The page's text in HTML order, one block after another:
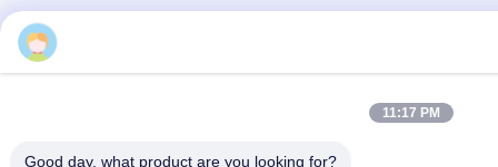
11:17 PM
Good day, what product are you looking for?